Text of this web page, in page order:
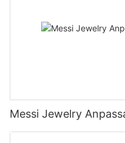
Messi Jewelry